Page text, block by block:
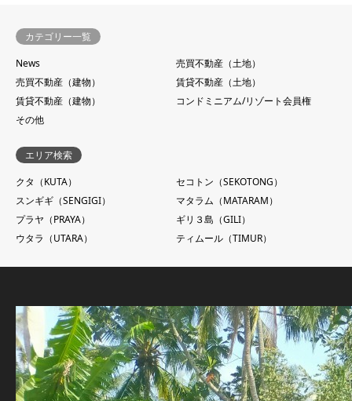
カテゴリー一覧
News
売買不動産（土地）
売買不動産（建物）
賃貸不動産（土地）
賃貸不動産（建物）
コンドミニアム/リゾート会員権
その他
エリア検索
クタ（KUTA）
セコトン（SEKOTONG）
スンギギ（SENGIGI）
マタラム（MATARAM）
プラヤ（PRAYA）
ギリ３島（GILI）
ウタラ（UTARA）
ティムール（TIMUR）